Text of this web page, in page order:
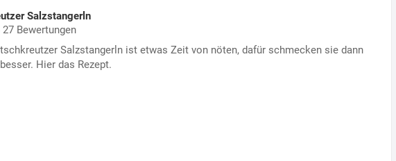
Salzstangerln
27 Bewertungen
Salzstangerln ist etwas Zeit von nöten, dafür schmecken sie dann
Hier das Rezept.